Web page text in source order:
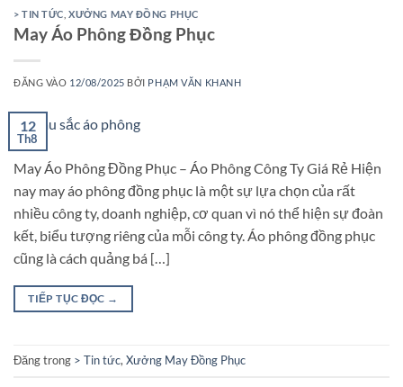
> TIN TỨC ,XƯỞNG MAY ĐỒNG PHỤC
May Áo Phông Đồng Phục
ĐĂNG VÀO 12/08/2025 BỞI PHẠM VĂN KHANH
12
Th8
May Áo Phông Đồng Phục – Áo Phông Công Ty Giá Rẻ Hiện
nay may áo phông đồng phục là một sự lựa chọn của rất
nhiều công ty, doanh nghiệp, cơ quan vì nó thể hiện sự đoàn
kết, biểu tượng riêng của mỗi công ty. Áo phông đồng phục
cũng là cách quảng bá […]
TIẾP TỤC ĐỌC →
Đăng trong > Tin tức,Xưởng May Đồng Phục